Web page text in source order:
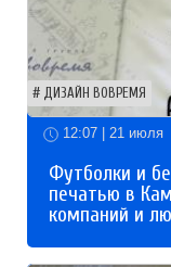
ДИЗАЙН ВОВРЕМЯ
12:07 | 21 июля
Футболки и
печатью в
компаний и